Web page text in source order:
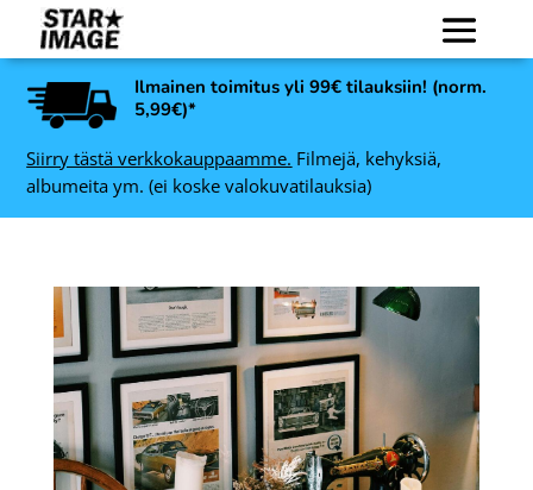
Ilmainen toimitus yli 99€ tilauksiin! (norm.
5,99€)*
Siirry tästä verkkokauppaamme. Filmejä, kehyksiä,
albumeita ym. (ei koske valokuvatilauksia)